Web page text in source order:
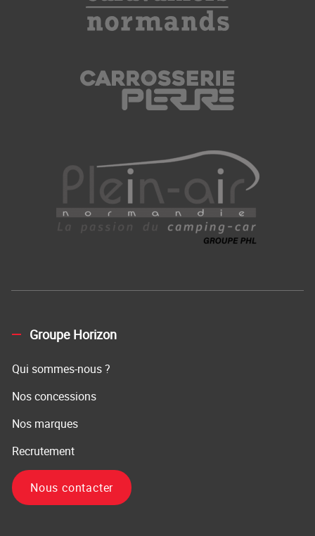
Groupe Horizon
Qui sommes-nous ?
Nos concessions
Nos marques
Recrutement
Nous contacter